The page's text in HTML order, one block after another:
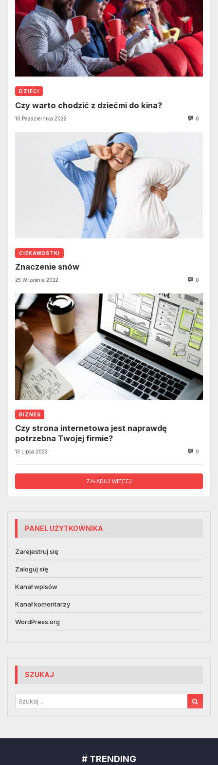
DZIECI
Czy warto chodzić z dziećmi do kina?
10 Października 2022 0
CIEKAWOSTKI
Znaczenie snów
25 Września 2022 0
BIZNES
Czy strona internetowa jest naprawdę
potrzebna Twojej firmie?
13 Lipca 2022 0
ZAŁADUJ WIĘCEJ
PANEL UŻYTKOWNIKA
Zarejestruj się
Zaloguj się
Kanał wpisów
Kanał komentarzy
WordPress.org
SZUKAJ
# TRENDING